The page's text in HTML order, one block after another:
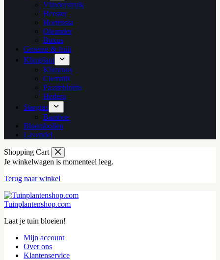
Vlinderstruik
Heester
Hortensia
Oleander
Buxus
Groente & fruit
Klimplant
Klimroos
Clematis
Passiebloem
Hedera
Siergras
Bamboe
Bloembollen
Lavendel
Shopping Cart
Je winkelwagen is momenteel leeg.
Terug naar winkel
Tuinplantenshop.com
Laat je tuin bloeien!
Mijn account
Over ons
Klantenservice